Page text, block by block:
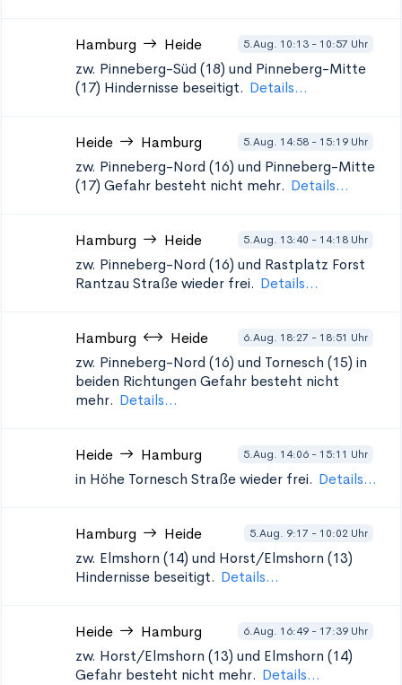
Hamburg Heide 5.Aug. 10:13 - 10:57 Uhr
zw. Pinneberg-Süd (18) und Pinneberg-Mitte
(17) Hindernisse beseitigt. Details...
Heide Hamburg 5.Aug. 14:58 - 15:19 Uhr
zw. Pinneberg-Nord (16) und Pinneberg-Mitte
(17) Gefahr besteht nicht mehr. Details...
Hamburg Heide 5.Aug. 13:40 - 14:18 Uhr
zw. Pinneberg-Nord (16) und Rastplatz Forst
Rantzau Straße wieder frei. Details...
Hamburg Heide 6.Aug. 18:27 - 18:51 Uhr
zw. Pinneberg-Nord (16) und Tornesch (15) in
beiden Richtungen Gefahr besteht nicht
mehr. Details...
Heide Hamburg 5.Aug. 14:06 - 15:11 Uhr
in Höhe Tornesch Straße wieder frei. Details...
Hamburg Heide 5.Aug. 9:17 - 10:02 Uhr
zw. Elmshorn (14) und Horst/Elmshorn (13)
Hindernisse beseitigt. Details...
Heide Hamburg 6.Aug. 16:49 - 17:39 Uhr
zw. Horst/Elmshorn (13) und Elmshorn (14)
Gefahr besteht nicht mehr. Details...